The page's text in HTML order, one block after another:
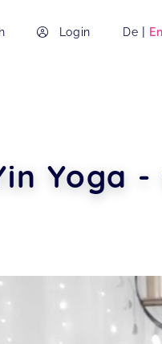
Login De | En
Yoga